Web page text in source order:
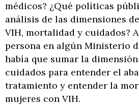
médicos? ¿Qué políticas
análisis de las dimensiones
VIH, mortalidad y cuidados?
persona en algún Ministerio
había que sumar la
cuidados para entender el
tratamiento y entender la
mujeres con VIH.